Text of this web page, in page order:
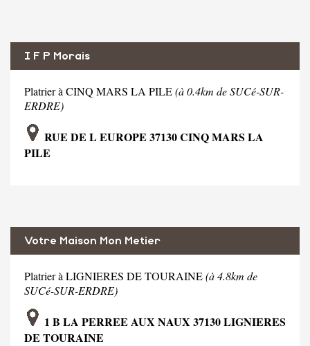
I F P Morais
Platrier à CINQ MARS LA PILE(à 0.4km de SUCé-SUR-
ERDRE)
RUE DE L EUROPE 37130 CINQ MARS LA
PILE
Votre Maison Mon Metier
Platrier à LIGNIERES DE TOURAINE(à 4.8km de
SUCé-SUR-ERDRE)
1 B LA PERREE AUX NAUX 37130 LIGNIERES
DE TOURAINE